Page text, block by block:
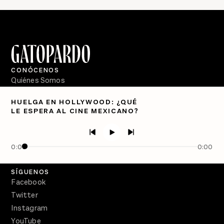
HUELGA EN HOLLYWOOD: ¿QUÉ
LE ESPERA AL CINE MEXICANO?
0:00 0:00
CONÓCENOS
Quiénes Somos
PÓDCASTS
Crecer en Distopía
SÍGUENOS
Facebook
Twitter
Instagram
YouTube